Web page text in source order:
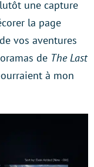
une capture
la page
vos aventures
de The Last
à mon